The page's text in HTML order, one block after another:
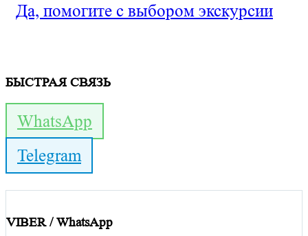
Да, помогите с выбором экскурсии
БЫСТРАЯ СВЯЗЬ
WhatsApp
Telegram
VIBER / WhatsApp